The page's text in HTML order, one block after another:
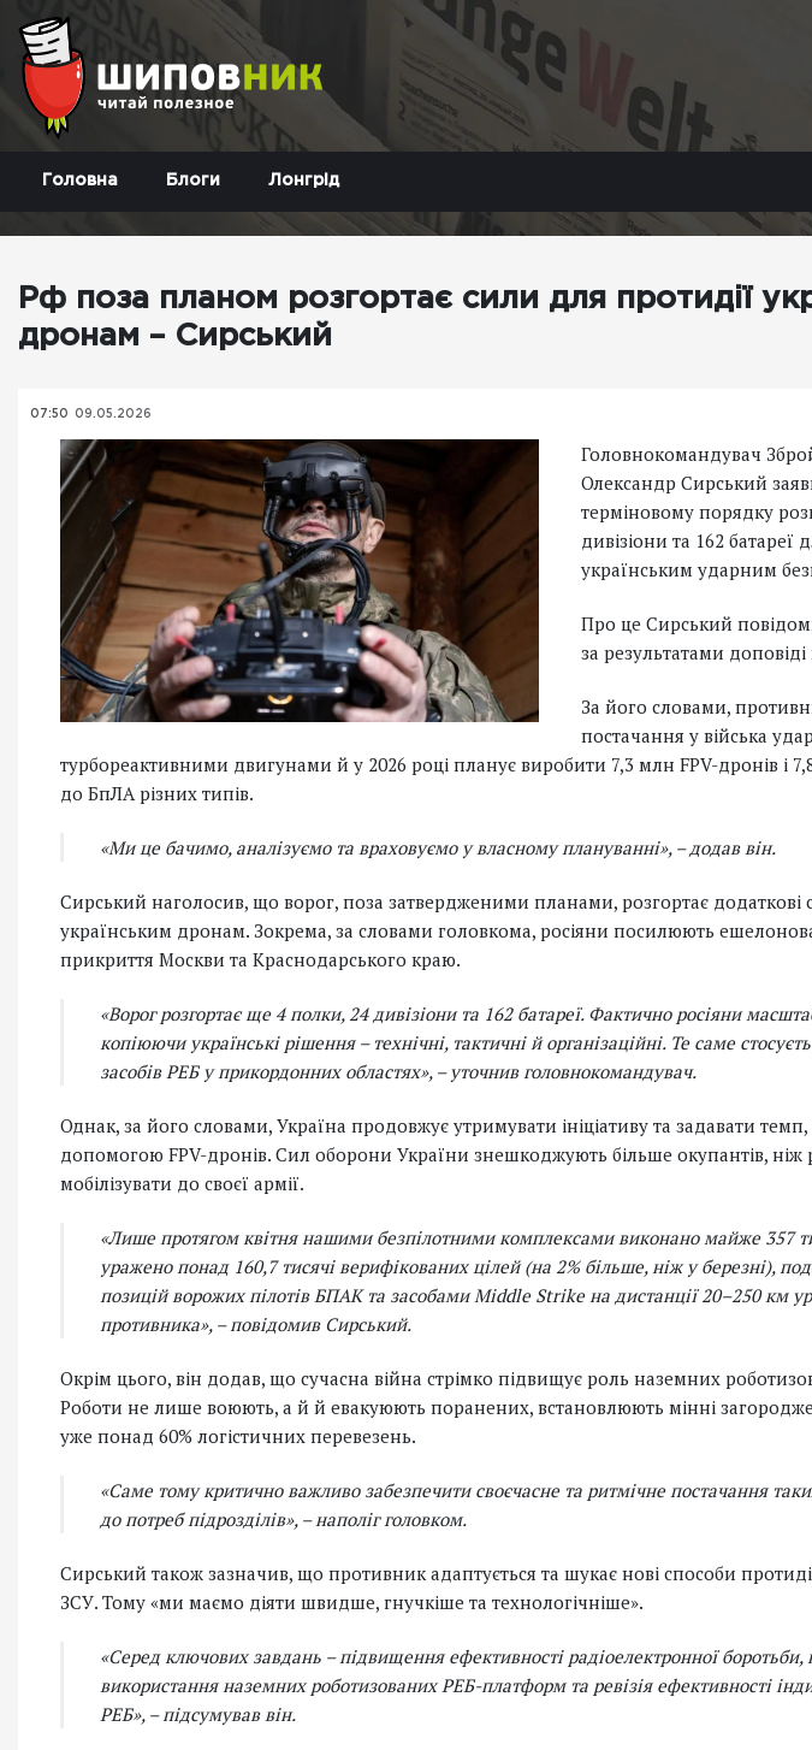
Головна Блоги Лонгрід
Рф поза планом розгортає сили для протидії
дронам – Сирський
07:50 09.05.2026
Головнокомандувач
Олександр Сирський
терміновому порядку
дивізіони та 162 батареї
українським ударним
Про це Сирський
за результатами
За його словами,
постачання у війська
турбореактивними двигунами й у 2026 році планує виробити 7,3 млн FPV-дронів і
до БпЛА різних типів.
«Ми це бачимо, аналізуємо та враховуємо у власному плануванні»,– додав він.
Сирський наголосив, що ворог, поза затвердженими планами, розгортає додаткові
українським дронам. Зокрема, за словами головкома, росіяни посилюють
прикриття Москви та Краснодарського краю.
«Ворог розгортає ще 4 полки, 24 дивізіони та 162 батареї. Фактично росіяни
копіюючи українські рішення – технічні, тактичні й організаційні. Те саме
засобів РЕБ у прикордонних областях»,– уточнив головнокомандувач.
Однак, за його словами, Україна продовжує утримувати ініціативу та задавати темп,
допомогою FPV-дронів. Сил оборони України знешкоджують більше окупантів, ніж
мобілізувати до своєї армії.
«Лише протягом квітня нашими безпілотними комплексами виконано майже 357
уражено понад 160,7 тисячі верифікованих цілей (на 2% більше, ніж у березні),
позицій ворожих пілотів БПАК та засобами Middle Strike на дистанції 20–250 км
противника»,– повідомив Сирський.
Окрім цього, він додав, що сучасна війна стрімко підвищує роль наземних
Роботи не лише воюють, а й й евакуюють поранених, встановлюють мінні
уже понад 60% логістичних перевезень.
«Саме тому критично важливо забезпечити своєчасне та ритмічне постачання
до потреб підрозділів»,– наполіг головком.
Сирський також зазначив, що противник адаптується та шукає нові способи
ЗСУ. Тому «ми маємо діяти швидше, гнучкіше та технологічніше».
«Серед ключових завдань – підвищення ефективності радіоелектронної
використання наземних роботизованих РЕБ-платформ та ревізія ефективності
РЕБ», – підсумував він.